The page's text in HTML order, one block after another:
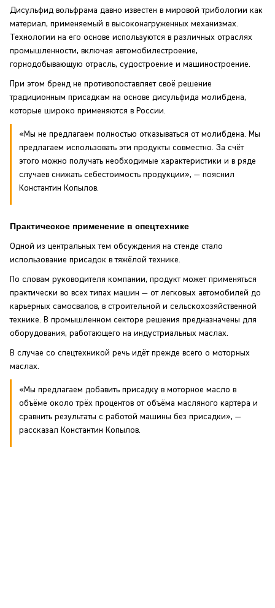
Дисульфид вольфрама давно известен в мировой трибологии как
материал, применяемый в высоконагруженных механизмах.
Технологии на его основе используются в различных отраслях
промышленности, включая автомобилестроение,
горнодобывающую отрасль, судостроение и машиностроение.
При этом бренд не противопоставляет своё решение
традиционным присадкам на основе дисульфида молибдена,
которые широко применяются в России.
«Мы не предлагаем полностью отказываться от молибдена. Мы
предлагаем использовать эти продукты совместно. За счёт
этого можно получать необходимые характеристики и в ряде
случаев снижать себестоимость продукции», — пояснил
Константин Копылов.
Практическое применение в спецтехнике
Одной из центральных тем обсуждения на стенде стало
использование присадок в тяжёлой технике.
По словам руководителя компании, продукт может применяться
практически во всех типах машин — от легковых автомобилей до
карьерных самосвалов, в строительной и сельскохозяйственной
технике. В промышленном секторе решения предназначены для
оборудования, работающего на индустриальных маслах.
В случае со спецтехникой речь идёт прежде всего о моторных
маслах.
«Мы предлагаем добавить присадку в моторное масло в
объёме около трёх процентов от объёма масляного картера и
сравнить результаты с работой машины без присадки», —
рассказал Константин Копылов.